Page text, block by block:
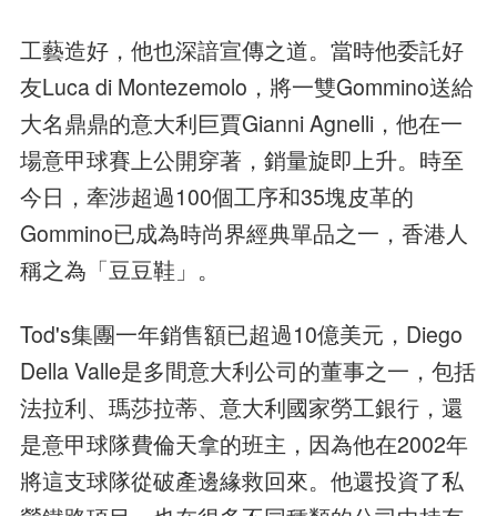
工藝造好，他也深諳宣傳之道。當時他委託好
友Luca di Montezemolo，將一雙Gommino送給
大名鼎鼎的意大利巨賈Gianni Agnelli，他在一
場意甲球賽上公開穿著，銷量旋即上升。時至
今日，牽涉超過100個工序和35塊皮革的
Gommino已成為時尚界經典單品之一，香港人
稱之為「豆豆鞋」。
Tod's集團一年銷售額已超過10億美元，Diego
Della Valle是多間意大利公司的董事之一，包括
法拉利、瑪莎拉蒂、意大利國家勞工銀行，還
是意甲球隊費倫天拿的班主，因為他在2002年
將這支球隊從破產邊緣救回來。他還投資了私